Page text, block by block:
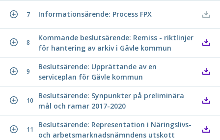
7 Informationsärende: Process FPX
8
Kommande beslutsärende: Remiss - riktlinjer
för hantering av arkiv i Gävle kommun
9
Beslutsärende: Upprättande av en
serviceplan för Gävle kommun
10
Beslutsärende: Synpunkter på preliminära
mål och ramar 2017-2020
11
Beslutsärende: Representation i Näringslivs-
och arbetsmarknadsnämndens utskott